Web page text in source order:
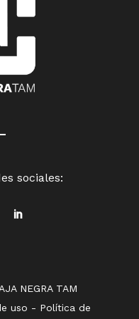
sociales:
NEGRA TAM
uso - Política de